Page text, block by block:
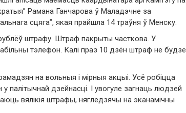
Рамана Ганчарова ў Маладэчне за
сцяга”, якая прайшла 14 траўня ў Менску.
штрафу. Штраф пакрыты часткова. У
тэлефон. Калі праз 10 дзён штраф не будзе
на вольныя і мірныя акцыі. Усё робіцца
дзейнасці. І увогуле загнаць людзей
вялікія штрафы, нягледзячы на эканамічны